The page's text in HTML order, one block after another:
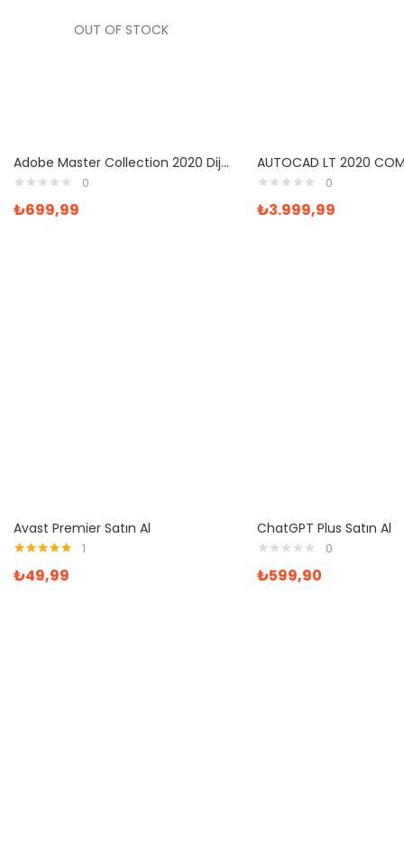
OUT OF STOCK
Adobe Master Collection 2020 Dijital Lisans Anahtarı
0
₺699,99
0
₺3.999,99
Avast Premier Satın Al
5.00oy aldı
1
₺49,99
ChatGPT Plus Satın Al
0
₺599,90